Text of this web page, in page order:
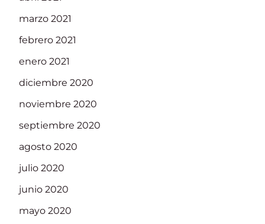
marzo 2021
febrero 2021
enero 2021
diciembre 2020
noviembre 2020
septiembre 2020
agosto 2020
julio 2020
junio 2020
mayo 2020